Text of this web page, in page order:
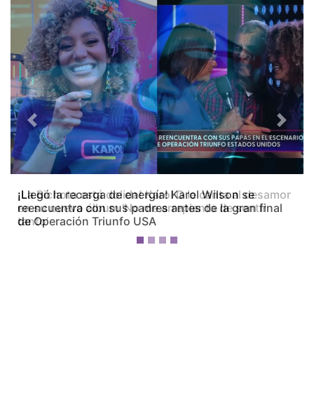
¡La Bichota está dolida! Karol G le canta al desamor
en su nuevo álbum ‘No me arrepiento de sentir
tanto’
Previous Next